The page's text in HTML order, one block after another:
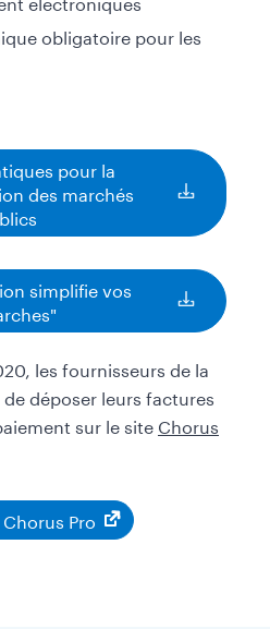
obligatoire pour les
pour la
des marchés
o
c
u
m
e
n
t
à
t
é
c
simplifie vos
o
c
u
m
e
à
t
les fournisseurs de la
déposer leurs factures
sur le site Chorus
Pro